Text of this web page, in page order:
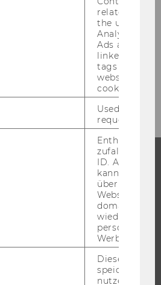
related
the user. If
Analytics and
Ads accounts
linked, the
tags on the
website read
cookie.
Used to
request rate.
Enthält eine
ID. Anhand
kann Google
über
Websites
Werbung
Dieses Cookie
speichert